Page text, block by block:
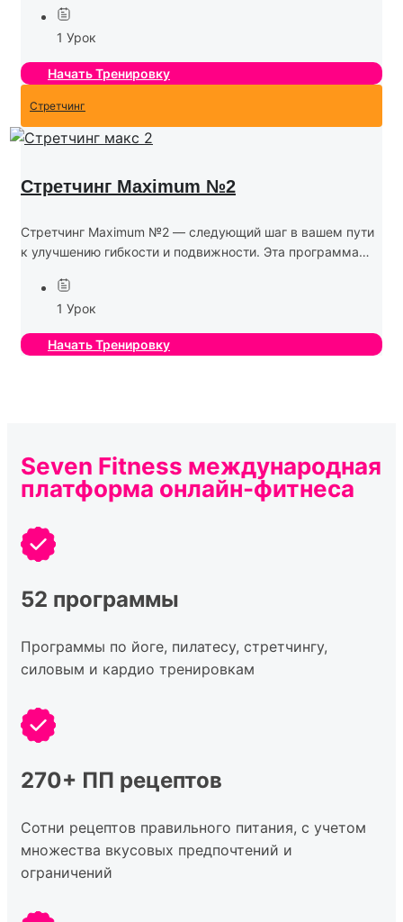
осознанность тела. В этой программе используются
более сложные...
1 Урок
Начать Тренировку
Стретчинг
Стретчинг Maximum №2
Стретчинг Maximum №2 — следующий шаг в вашем пути
к улучшению гибкости и подвижности. Эта программа
амплитуду движений, укрепить мышцы и развить
глубину...
1 Урок
Начать Тренировку
Seven Fitness международная
платформа онлайн-фитнеса
52 программы
Программы по йоге, пилатесу, стретчингу,
силовым и кардио тренировкам
270+ ПП рецептов
Сотни рецептов правильного питания, с учетом
множества вкусовых предпочтений и
ограничений